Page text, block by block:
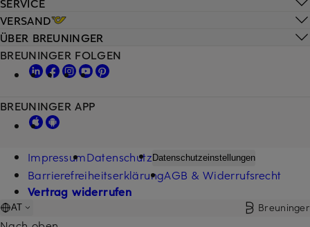
VERSAND
ÜBER BREUNINGER
BREUNINGER FOLGEN
BREUNINGER APP
ImpressumDatenschutz Datenschutzeinstellungen
BarrierefreiheitserklärungAGB & Widerrufsrecht
Vertrag widerrufen
AT Breuninger